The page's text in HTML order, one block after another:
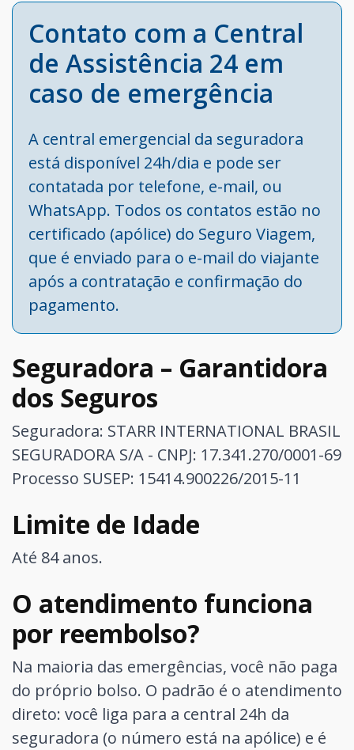
Contato com a Central
de Assistência 24 em
caso de emergência
A central emergencial da seguradora
está disponível 24h/dia e pode ser
contatada por telefone, e-mail, ou
WhatsApp. Todos os contatos estão no
certificado (apólice) do Seguro Viagem,
que é enviado para o e-mail do viajante
após a contratação e confirmação do
pagamento.
Seguradora – Garantidora
dos Seguros
Seguradora: STARR INTERNATIONAL BRASIL
SEGURADORA S/A - CNPJ: 17.341.270/0001-69
Processo SUSEP: 15414.900226/2015-11
Limite de Idade
Até 84 anos.
O atendimento funciona
por reembolso?
Na maioria das emergências, você não paga
do próprio bolso. O padrão é o atendimento
direto: você liga para a central 24h da
seguradora (o número está na apólice) e é